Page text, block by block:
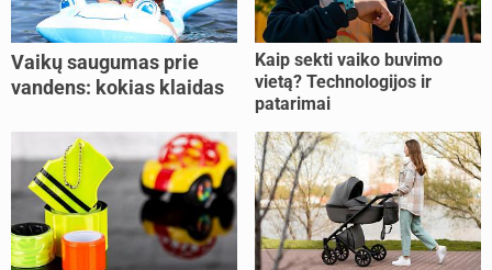
Vaikų saugumas prie
vandens: kokias klaidas
Kaip sekti vaiko buvimo
vietą? Technologijos ir
patarimai